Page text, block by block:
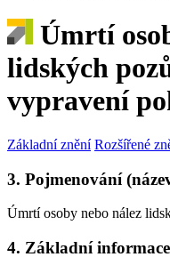
Úmrtí
lidských
vypravení
Základní znění Rozšířené
3. Pojmenování
Úmrtí osoby nebo nález
4. Základní